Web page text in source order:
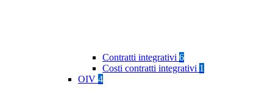
Contratti integrativi 6
Costi contratti integrativi 1
OIV 4